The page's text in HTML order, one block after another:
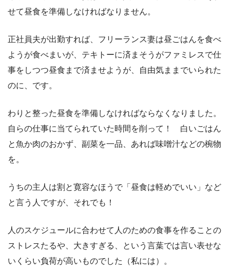
せて昼食を準備しなければなりません。
正社員夫が出勤すれば、フリーランス妻は昼ごはんを食べ
ようが食べまいが、テキトーに済まそうがファミレスで仕
事をしつつ昼食まで済ませようが、自由気ままでいられた
のに、です。
わりと整った昼食を準備しなければならなくなりました。
自らの仕事に当てられていた時間を削って！ 白いごはん
と魚か肉のおかず、副菜を一品、あれば味噌汁などの椀物
を。
うちの主人は割と寛容なほうで「昼食は軽めでいい」など
と言う人ですが、それでも！
人のスケジュールに合わせて人のための食事を作ることの
ストレスたるや、大きすぎる、という言葉では言い表せな
いくらい負荷が高いものでした（私には）。